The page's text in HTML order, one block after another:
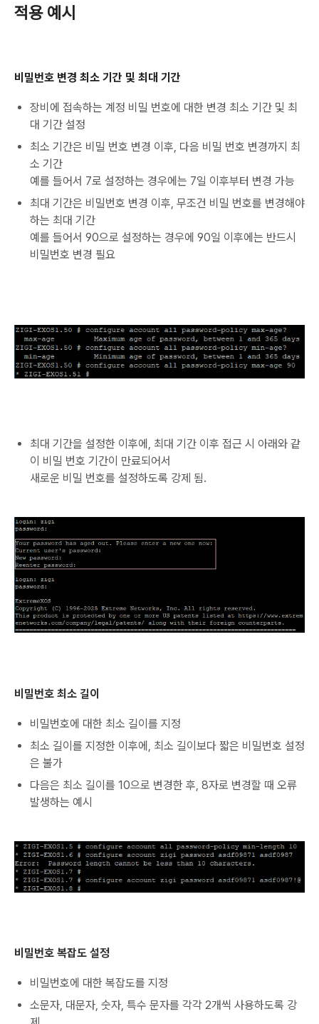
적용 예시
비밀번호 변경 최소 기간 및 최대 기간
장비에 접속하는 계정 비밀 번호에 대한 변경 최소 기간 및 최
대 기간 설정
최소 기간은 비밀 번호 변경 이후, 다음 비밀 번호 변경까지 최
소 기간
예를 들어서 7로 설정하는 경우에는 7일 이후부터 변경 가능
최대 기간은 비밀번호 변경 이후, 무조건 비밀 번호를 변경해야
하는 최대 기간
예를 들어서 90으로 설정하는 경우에 90일 이후에는 반드시
비밀번호 변경 필요
최대 기간을 설정한 이후에, 최대 기간 이후 접근 시 아래와 같
이 비밀 번호 기간이 만료되어서
새로운 비밀 번호를 설정하도록 강제 됨.
비밀번호 최소 길이
비밀번호에 대한 최소 길이를 지정
최소 길이를 지정한 이후에, 최소 길이보다 짧은 비밀번호 설정
은 불가
다음은 최소 길이를 10으로 변경한 후, 8자로 변경할 때 오류
발생하는 예시
비밀번호 복잡도 설정
비밀번호에 대한 복잡도를 지정
소문자, 대문자, 숫자, 특수 문자를 각각 2개씩 사용하도록 강